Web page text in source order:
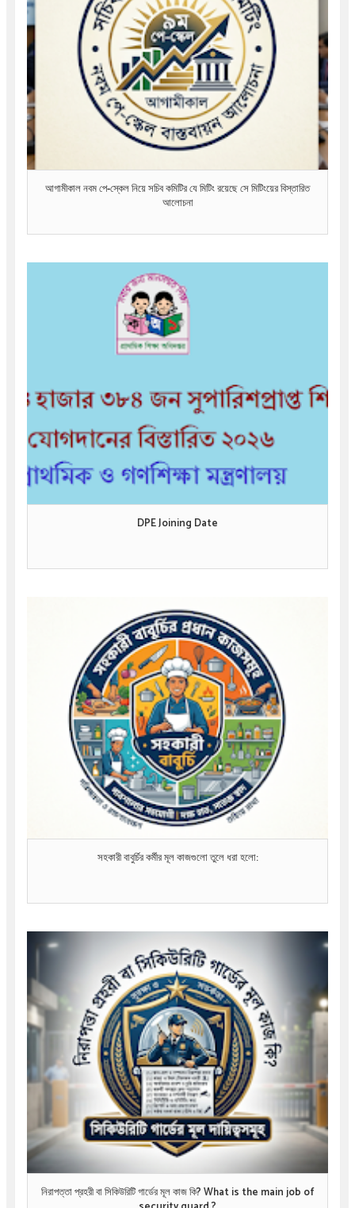
আগামীকাল নবম পে-স্কেল নিয়ে সচিব কমিটির যে মিটিং রয়েছে সে মিটিংয়ের বিস্তারিত
আলোচনা
DPE Joining Date
সহকারী বাবুর্চির কর্মীর মূল কাজগুলো তুলে ধরা হলো:
নিরাপত্তা প্রহরী বা সিকিউরিটি গার্ডের মূল কাজ কি? What is the main job of